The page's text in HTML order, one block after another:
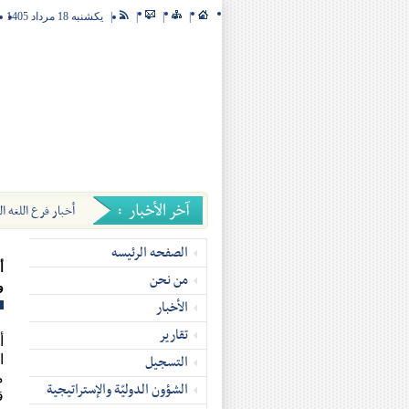
یکشنبه 18 مرداد 1405
الصفحه الرئیسه
من نحن
الأخبار
تقاریر
التسجیل
الشؤون الدوليّة والإستراتيجية